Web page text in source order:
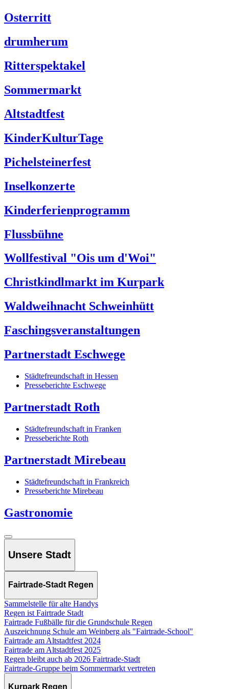
Osterritt
drumherum
Ritterspektakel
Sommermarkt
Altstadtfest
KinderKulturTage
Pichelsteinerfest
Inselkonzerte
Kinderferienprogramm
Flussbühne
Wollfestival "Ois um d'Woi"
Christkindlmarkt im Kurpark
Waldweihnacht Schweinhütt
Faschingsveranstaltungen
Partnerstadt Eschwege
Städtefreundschaft in Hessen
Presseberichte Eschwege
Partnerstadt Roth
Städtefreundschaft in Franken
Presseberichte Roth
Partnerstadt Mirebeau
Städtefreundschaft in Frankreich
Presseberichte Mirebeau
Gastronomie
Unsere Stadt
Fairtrade-Stadt Regen
Sammelstelle für alte Handys
Regen ist Fairtrade Stadt
Fairtrade Fußbälle für die Grundschule Regen
Auszeichnung Schule am Weinberg als "Fairtrade-School"
Fairtrade am Altstadtfest 2024
Fairtrade am Altstadtfest 2025
Regen bleibt auch ab 2026 Fairtrade-Stadt
Fairtrade-Gruppe beim Sommermarkt vertreten
Kurpark Regen